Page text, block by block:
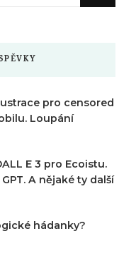
pro censored
Loupání
E 3 pro Ecoistu.
A nějaké ty další
hádanky?